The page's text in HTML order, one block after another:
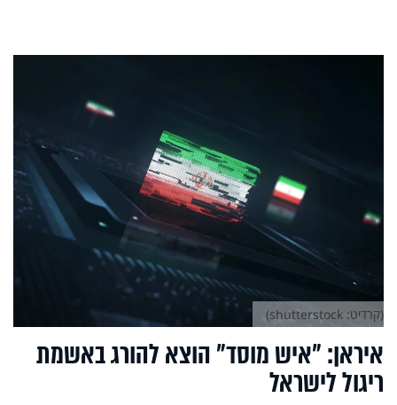
איראן: ״איש מוסד״ הוצא להורג באשמת
ריגול לישראל
(קרדיט: shutterstock)